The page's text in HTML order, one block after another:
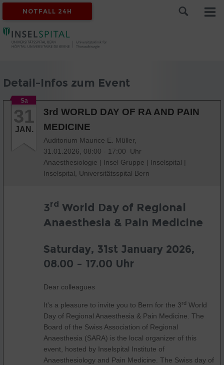
NOTFALL 24H
Detail-Infos zum Event
Sa
31
JAN.
3rd WORLD DAY OF RA AND PAIN
MEDICINE
Auditorium Maurice E. Müller,
31.01.2026, 08:00 - 17:00 Uhr
Anaesthesiologie | Insel Gruppe | Inselspital |
Inselspital, Universitätsspital Bern
3rd World Day of Regional
Anaesthesia & Pain Medicine
Saturday, 31st January 2026,
08.00 – 17.00 Uhr
Dear colleagues
It's a pleasure to invite you to Bern for the 3rd World
Day of Regional Anaesthesia & Pain Medicine. The
Board of the Swiss Association of Regional
Anaesthesia (SARA) is the local organizer of this
event, hosted by Inselspital Institute of
Anaesthesiology and Pain Medicine. The Swiss day of